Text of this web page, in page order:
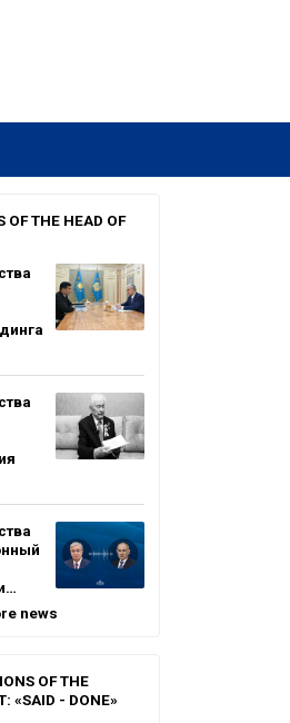
OF THE HEAD OF
news
OF THE
«SAID - DONE»